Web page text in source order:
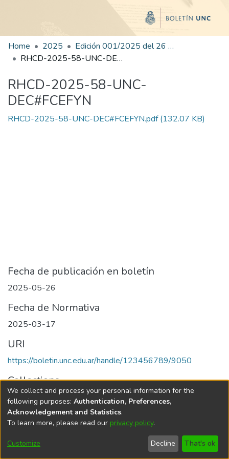
Home 2025
Edición 001/2025 del 26 de mayo de 2025
RHCD-2025-58-UNC-DEC#FCEFYN
RHCD-2025-58-UNC-
DEC#FCEFYN
RHCD-2025-58-UNC-DEC#FCEFYN.pdf(132.07 KB)
Fecha de publicación en boletín
2025-05-26
Fecha de Normativa
2025-03-17
URI
https://boletin.unc.edu.ar/handle/123456789/9050
Collections
Edición 001/2025 del 26 de mayo de 2025
Universidad Nacional de Córdoba
We collect and process your personal information for the
following purposes: Authentication, Preferences,
Acknowledgement and Statistics.
To learn more, please read our privacy policy.
Customize Decline That's ok